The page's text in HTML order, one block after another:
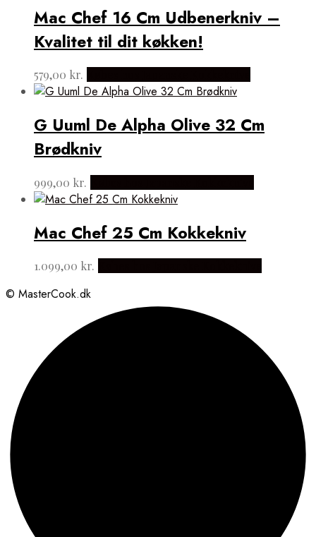
Mac Chef 16 Cm Udbenerkniv –
Kvalitet til dit køkken!
579,00 kr.
G Uuml De Alpha Olive 32 Cm
Brødkniv
999,00 kr.
Mac Chef 25 Cm Kokkekniv
1.099,00 kr.
© MasterCook.dk